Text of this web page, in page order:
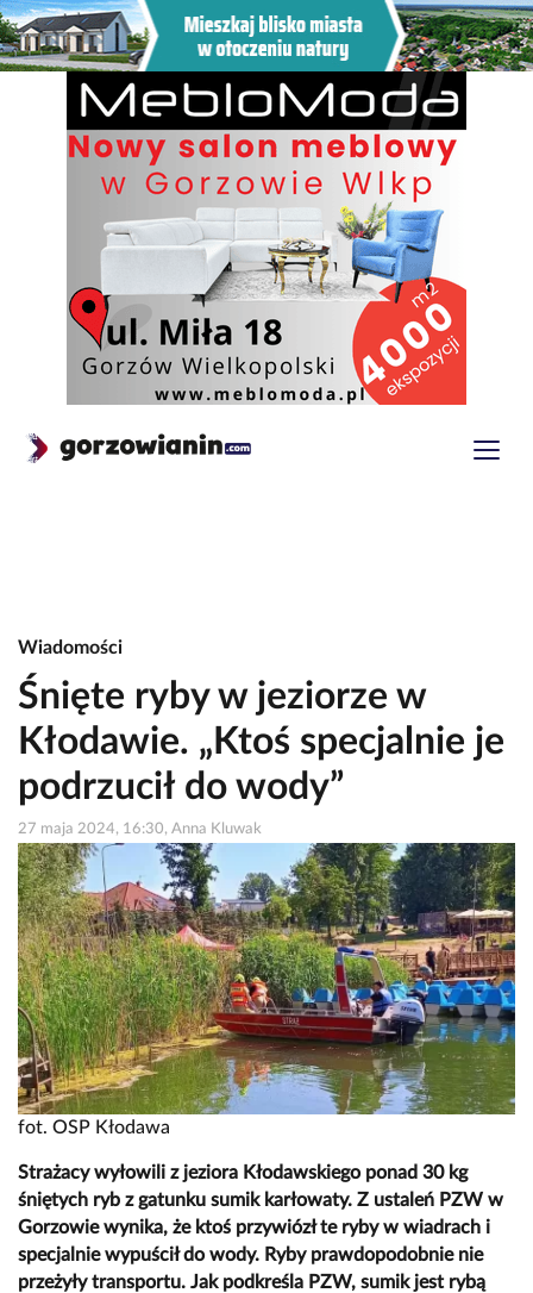
Wiadomości
Śnięte ryby w jeziorze w
Kłodawie. „Ktoś specjalnie je
podrzucił do wody”
27 maja 2024, 16:30, Anna Kluwak
fot. OSP Kłodawa
Strażacy wyłowili z jeziora Kłodawskiego ponad 30 kg
śniętych ryb z gatunku sumik karłowaty. Z ustaleń PZW w
Gorzowie wynika, że ktoś przywiózł te ryby w wiadrach i
specjalnie wypuścił do wody. Ryby prawdopodobnie nie
przeżyły transportu. Jak podkreśla PZW, sumik jest rybą